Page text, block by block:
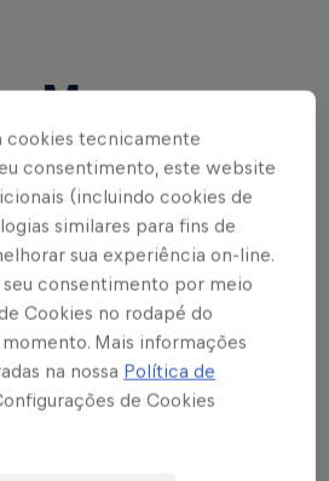
Massa
Palmeiras
e sobe para
posição do
cookies tecnicamente
consentimento, este website
(incluindo cookies de
similares para fins de
sua experiência on-line.
consentimento por meio
Cookies no rodapé do
Mais informações
na nossa Política de
de Cookies